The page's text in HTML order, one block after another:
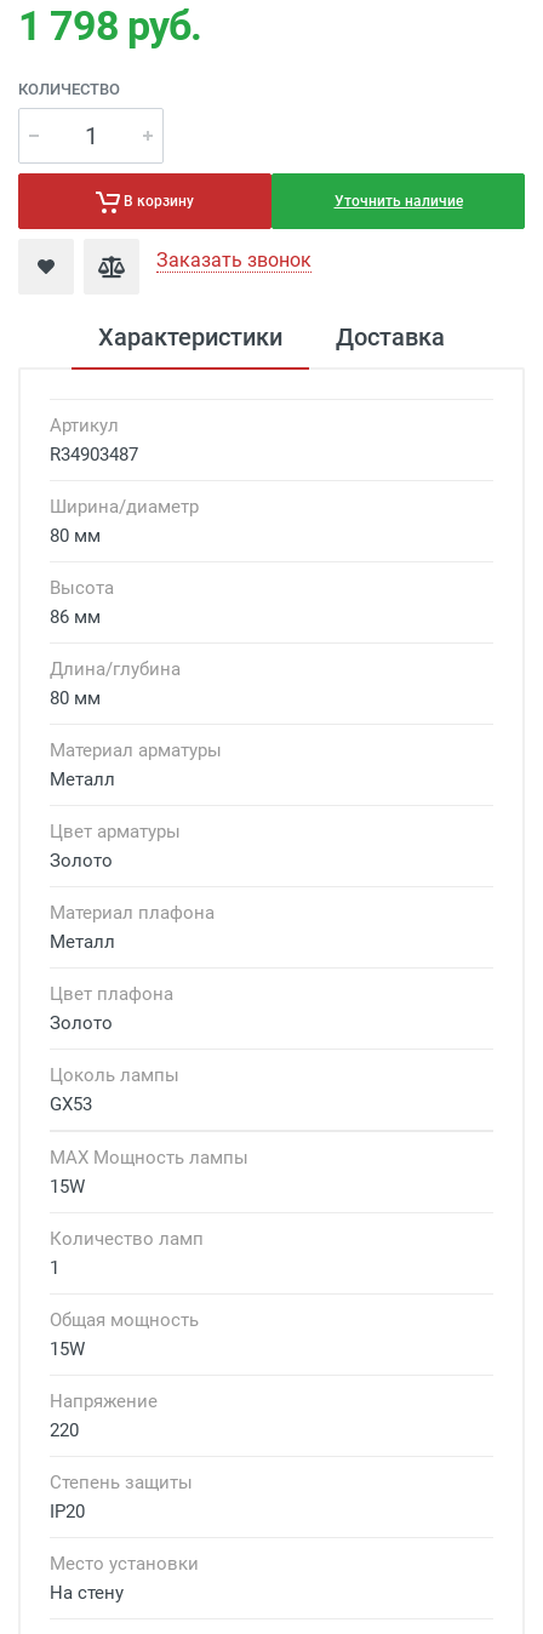
1 798 руб.
КОЛИЧЕСТВО
В корзину Уточнить наличие
Заказать звонок
Характеристики Доставка
Артикул
R34903487
Ширина/диаметр
80 мм
Высота
86 мм
Длина/глубина
80 мм
Материал арматуры
Металл
Цвет арматуры
Золото
Материал плафона
Металл
Цвет плафона
Золото
Цоколь лампы
GX53
MAX Мощность лампы
15W
Количество ламп
1
Общая мощность
15W
Напряжение
220
Степень защиты
IP20
Место установки
На стену